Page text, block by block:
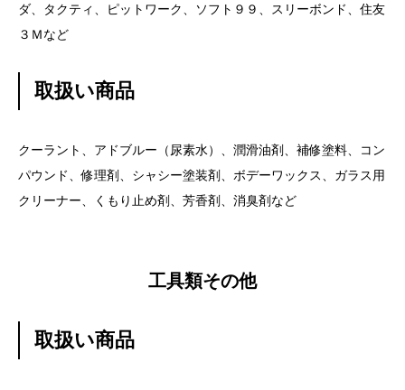
ダ、タクティ、ピットワーク、ソフト９９、スリーボンド、住友
３Ｍなど
取扱い商品
クーラント、アドブルー（尿素水）、潤滑油剤、補修塗料、コン
パウンド、修理剤、シャシー塗装剤、ボデーワックス、ガラス用
クリーナー、くもり止め剤、芳香剤、消臭剤など
工具類その他
取扱い商品